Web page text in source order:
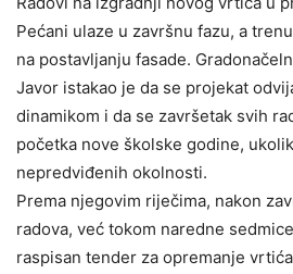
Pećani ulaze u završnu fazu, a
na postavljanju fasade.
Javor istakao je da se projekat
dinamikom i da se završetak svih
početka nove školske godine,
nepredviđenih okolnosti.
Prema njegovim riječima, nakon
radova, već tokom naredne
raspisan tender za opremanje